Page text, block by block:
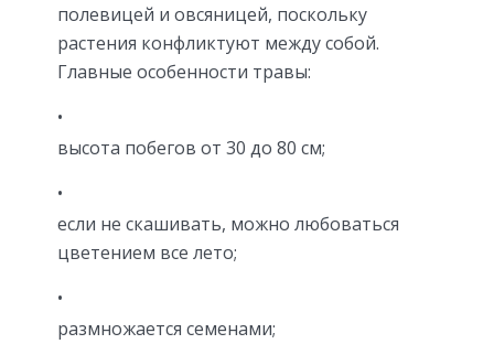
полевицей и овсяницей, поскольку
растения конфликтуют между собой.
Главные особенности травы:
высота побегов от 30 до 80 см;
если не скашивать, можно любоваться
цветением все лето;
размножается семенами;